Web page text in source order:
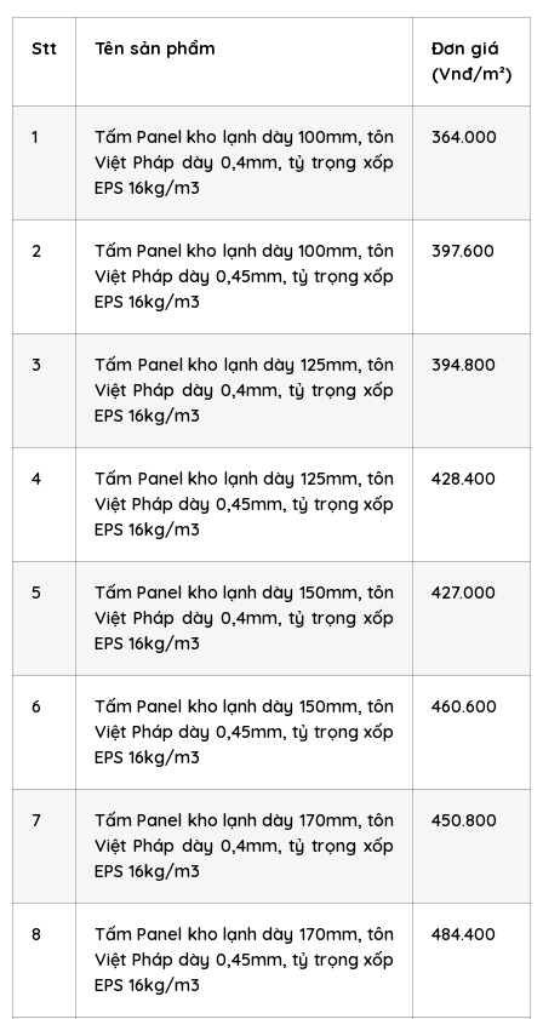
Stt Tên sản phẩm
Đơn giá
(Vnđ/m²)
1
Tấm Panel kho lạnh dày 100mm, tôn
Việt Pháp dày 0,4mm, tỷ trọng xốp
EPS 16kg/m3
364.000
2
Tấm Panel kho lạnh dày 100mm, tôn
Việt Pháp dày 0,45mm, tỷ trọng xốp
EPS 16kg/m3
397.600
3
Tấm Panel kho lạnh dày 125mm, tôn
Việt Pháp dày 0,4mm, tỷ trọng xốp
EPS 16kg/m3
394.800
4
Tấm Panel kho lạnh dày 125mm, tôn
Việt Pháp dày 0,45mm, tỷ trọng xốp
EPS 16kg/m3
428.400
5
Tấm Panel kho lạnh dày 150mm, tôn
Việt Pháp dày 0,4mm, tỷ trọng xốp
EPS 16kg/m3
427.000
6
Tấm Panel kho lạnh dày 150mm, tôn
Việt Pháp dày 0,45mm, tỷ trọng xốp
EPS 16kg/m3
460.600
7
Tấm Panel kho lạnh dày 170mm, tôn
Việt Pháp dày 0,4mm, tỷ trọng xốp
EPS 16kg/m3
450.800
8
Tấm Panel kho lạnh dày 170mm, tôn
Việt Pháp dày 0,45mm, tỷ trọng xốp
EPS 16kg/m3
484.400